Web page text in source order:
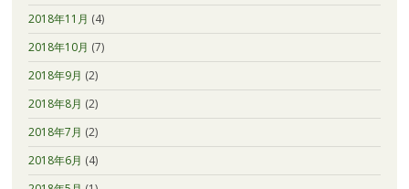
2018年11月 (4)
2018年10月 (7)
2018年9月 (2)
2018年8月 (2)
2018年7月 (2)
2018年6月 (4)